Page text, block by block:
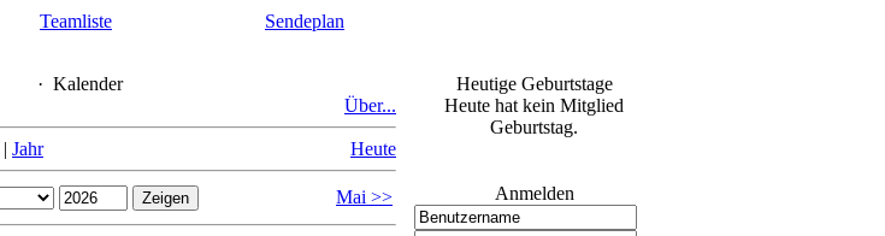
Teamliste Sendeplan
· Kalender
Über...
| Jahr Heute
Mai >>
Heutige Geburtstage
Heute hat kein Mitglied
Geburtstag.
Anmelden